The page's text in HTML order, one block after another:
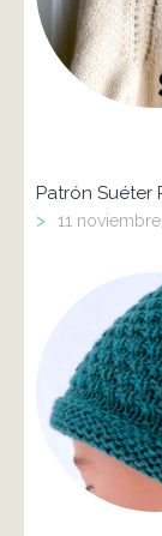
Patrón Suéter
> 11